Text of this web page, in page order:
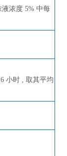
浓度 5% 中每
小时 , 取其平均